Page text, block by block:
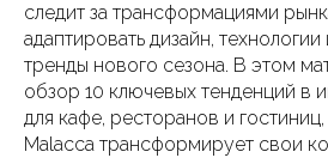
следит за трансформациями
адаптировать дизайн,
тренды нового сезона. В этом
обзор 10 ключевых тенденций в
для кафе, ресторанов и
Malacca трансформирует свои